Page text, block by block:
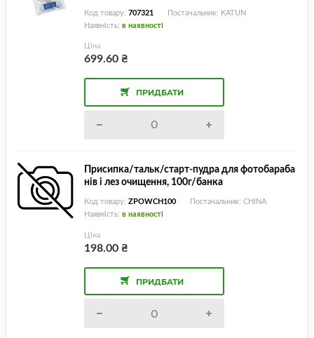
Код товару: 707321
Постачальник: KATUN
Наявність: в наявності
Ціна
699.60₴
ПРИДБАТИ
Присипка/тальк/старт-пудра для фотобараба
нів і лез очищення, 100г/банка
Код товару: ZPOWCH100
Постачальник: CHINA
Наявність: в наявності
Ціна
198.00₴
ПРИДБАТИ